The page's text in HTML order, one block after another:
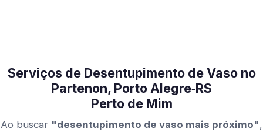
Serviços de Desentupimento de Vaso no
Partenon, Porto Alegre‑RS
Perto de Mim
Ao buscar "desentupimento de vaso mais próximo",